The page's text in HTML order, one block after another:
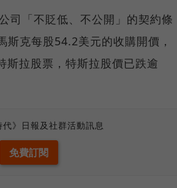
司「不貶低、不公開」的契約條
克每股54.2美元的收購開價，
斯拉股票，特斯拉股價已跌逾
》日報及社群活動訊息